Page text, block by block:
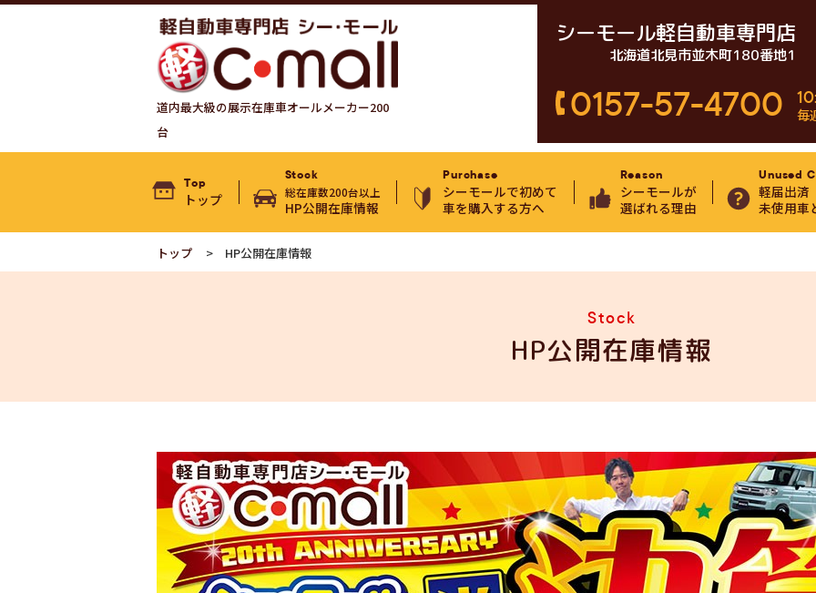
道内最大級の展示在庫車オールメーカー200
台
シーモール軽自動車専門店
北海道北見市並木町180番地1
0157-57-4700
毎
Top
トップ
Stock
総在庫数200台以上
HP公開在庫情報
Purchase
シーモールで初めて
車を購入する方へ
Reason
シーモールが
選ばれる理由
Unused
軽届出済
未使用車
トップ HP公開在庫情報
Stock
HP公開在庫情報